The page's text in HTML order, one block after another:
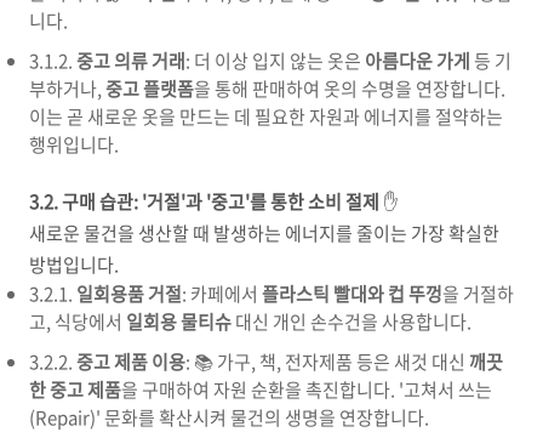
니다.
3.1.2.중고 의류 거래: 더 이상 입지 않는 옷은 아름다운 가게등 기
부하거나,중고 플랫폼을 통해 판매하여 옷의 수명을 연장합니다.
이는 곧 새로운 옷을 만드는 데 필요한 자원과 에너지를 절약하는
행위입니다.
3.2. 구매 습관: '거절'과 '중고'를 통한 소비 절제 ✋
새로운 물건을 생산할 때 발생하는 에너지를 줄이는 가장 확실한
방법입니다.
3.2.1. 일회용품 거절: 카페에서 플라스틱 빨대와 컵 뚜껑을 거절하
고, 식당에서 일회용 물티슈대신 개인 손수건을 사용합니다.
3.2.2.중고 제품 이용: 📚 가구, 책, 전자제품 등은 새것 대신 깨끗
한 중고 제품을 구매하여 자원 순환을 촉진합니다. '고쳐서 쓰는
(Repair)' 문화를 확산시켜 물건의 생명을 연장합니다.